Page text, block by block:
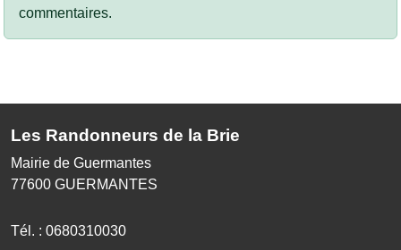
commentaires.
Les Randonneurs de la Brie
Mairie de Guermantes
77600 GUERMANTES
Tél. : 0680310030